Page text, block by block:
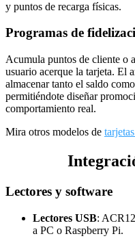
y puntos de recarga físicas.
Programas de
Acumula puntos de cliente o
usuario acerque la tarjeta. El
almacenar tanto el saldo
permitiéndote diseñar
comportamiento real.
Mira otros modelos de
Lectores y software
Lectores USB:
a PC o Raspberry Pi.